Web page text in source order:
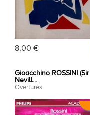
8,00 €
Gioacchino ROSSINI (Sir
Nevill...
Overtures